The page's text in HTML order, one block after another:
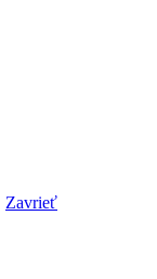
Zavrieť